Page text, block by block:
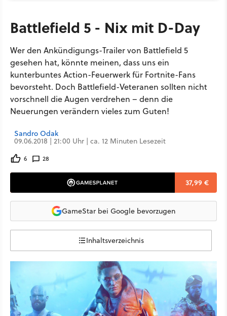
Battlefield 5 - Nix mit D-Day
Wer den Ankündigungs-Trailer von Battlefield 5
gesehen hat, könnte meinen, dass uns ein
kunterbuntes Action-Feuerwerk für Fortnite-Fans
bevorsteht. Doch Battlefield-Veteranen sollten nicht
vorschnell die Augen verdrehen – denn die
Neuerungen verändern vieles zum Guten!
Sandro Odak
09.06.2018 | 21:00 Uhr | ca. 12 Minuten Lesezeit
6 28
37,99 €
GameStar bei Google bevorzugen
Inhaltsverzeichnis